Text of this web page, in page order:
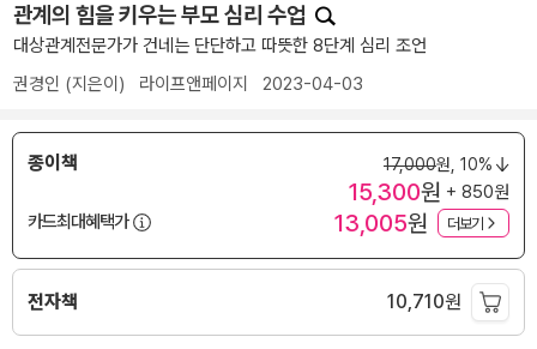
관계의 힘을 키우는 부모 심리 수업
대상관계전문가가 건네는 단단하고 따뜻한 8단계 심리 조언
권경인 (지은이) 라이프앤페이지 2023-04-03
종이책 17,000원, 10%
15,300원 + 850원
카드최대혜택가
13,005원 더보기
전자책 10,710원